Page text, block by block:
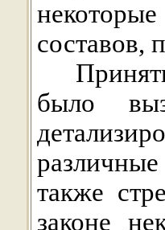
составов,
было
также
законе